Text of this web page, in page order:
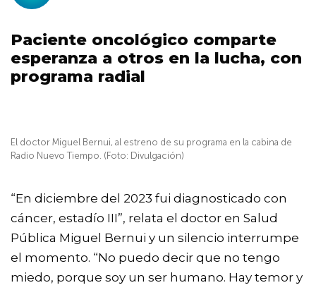
Paciente oncológico comparte
esperanza a otros en la lucha, con
programa radial
El doctor Miguel Bernui, al estreno de su programa en la cabina de
Radio Nuevo Tiempo. (Foto: Divulgación)
“En diciembre del 2023 fui diagnosticado con
cáncer, estadío III”, relata el doctor en Salud
Pública Miguel Bernui y un silencio interrumpe
el momento. “No puedo decir que no tengo
miedo, porque soy un ser humano. Hay temor y